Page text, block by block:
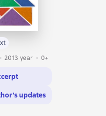
2013 year 0+
updates